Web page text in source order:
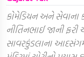
કોમેડિયન અને સેવાના
નીતિનભાઈ જાની
સાવરકુંડલાના